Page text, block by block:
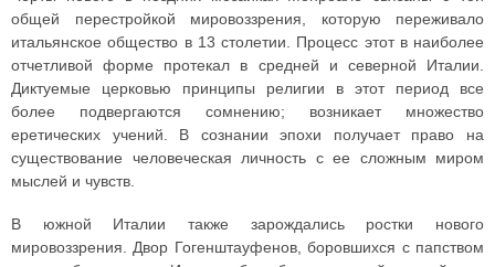
общей перестройкой мировоззрения, которую переживало
итальянское общество в 13 столетии. Процесс этот в наиболее
отчетливой форме протекал в средней и северной Италии.
Диктуемые церковью принципы религии в этот период все
более подвергаются сомнению; возникает множество
еретических учений. В сознании эпохи получает право на
существование человеческая личность с ее сложным миром
мыслей и чувств.
В южной Италии также зарождались ростки нового
мировоззрения. Двор Гогенштауфенов, боровшихся с папством